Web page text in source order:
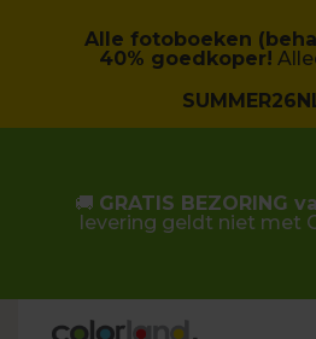
Alle fotoboeken
40% goedkoper!
🚚 GRATIS BEZORING
levering geldt niet met